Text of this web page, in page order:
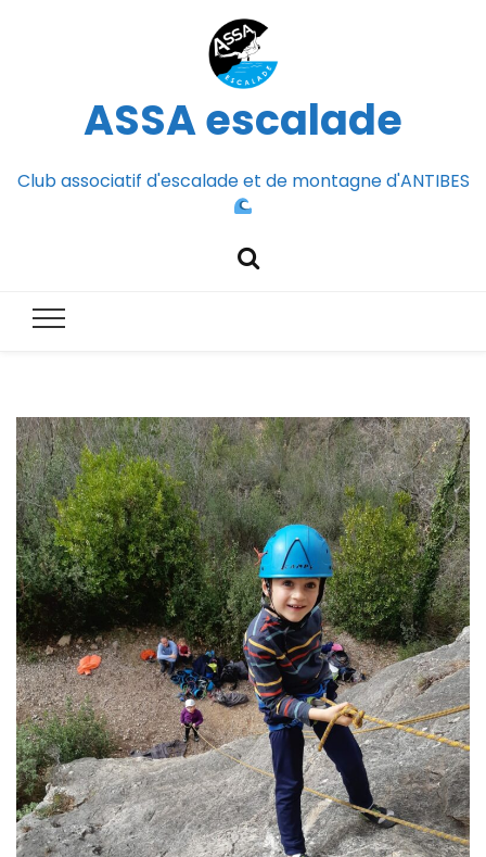
ASSA escalade
Club associatif d'escalade et de montagne d'ANTIBES